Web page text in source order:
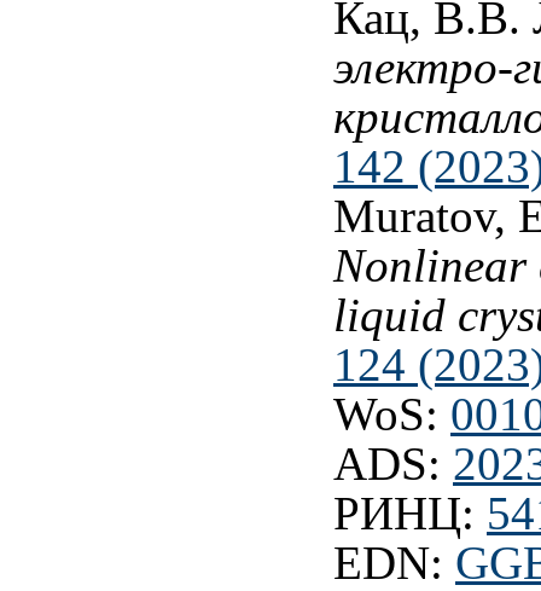
Кац, В.В.
электро-
142
Muratov,
Nonlinear
liquid
124
WoS:
ADS:
РИНЦ:
EDN: